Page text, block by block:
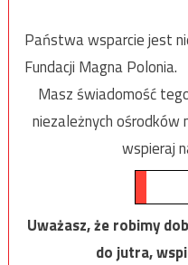
Państwa wsparcie jest
Fundacji Magna Polonia.
Masz świadomość
niezależnych ośrodków
wspieraj
Uważasz, że robimy
do jutra,